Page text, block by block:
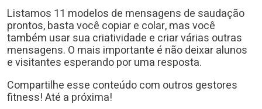
Listamos 11 modelos de mensagens de saudação
prontos, basta você copiar e colar, mas você
também usar sua criatividade e criar várias outras
mensagens. O mais importante é não deixar alunos
e visitantes esperando por uma resposta.
Compartilhe esse conteúdo com outros gestores
fitness! Até a próxima!